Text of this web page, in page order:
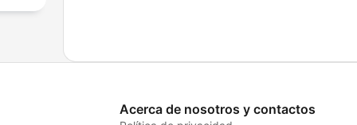
Acerca de nosotros y contactos